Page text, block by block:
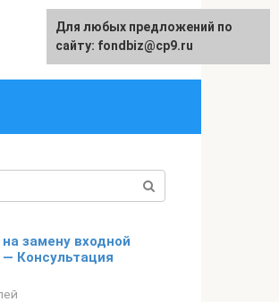
English
замену входной
Консультация
Для любых предложений по
сайту: fondbiz@cp9.ru